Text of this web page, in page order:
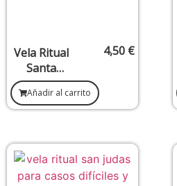
Vela Ritual
Santa
Marta –
Dominio,
Equilibrio y
Personal
4,50 €
Añadir al carrito